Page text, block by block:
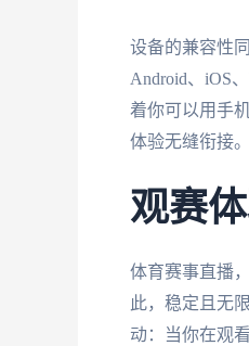
设备的兼容性
Android、iOS
着你可以用手
体验无缝衔接。
观赛
体育赛事直播
此，稳定且无
动：当你在观